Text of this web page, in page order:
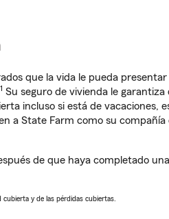
que la vida le pueda presentar
1 Su seguro de vivienda le
incluso si está de vacaciones,
a State Farm como su
de que haya completado
y de las pérdidas cubiertas.